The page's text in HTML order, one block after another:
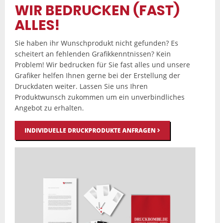
WIR BEDRUCKEN (FAST)
ALLES!
Sie haben ihr Wunschprodukt nicht gefunden? Es
scheitert an fehlenden Grafikkenntnissen? Kein
Problem! Wir bedrucken für Sie fast alles und unsere
Grafiker helfen Ihnen gerne bei der Erstellung der
Druckdaten weiter. Lassen Sie uns Ihren
Produktwunsch zukommen um ein unverbindliches
Angebot zu erhalten.
INDIVIDUELLE DRUCKPRODUKTE ANFRAGEN